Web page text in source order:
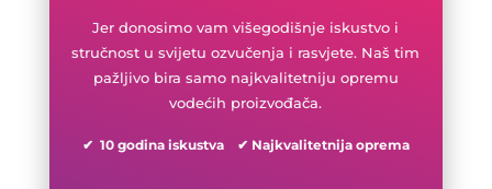
Jer donosimo vam višegodišnje iskustvo i
stručnost u svijetu ozvučenja i rasvjete. Naš tim
pažljivo bira samo najkvalitetniju opremu
vodećih proizvođača.
✔ 10 godina iskustva ✔ Najkvalitetnija oprema